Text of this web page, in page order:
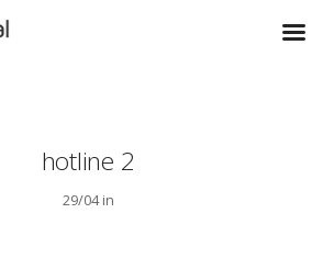
hotline 2
29/04 in